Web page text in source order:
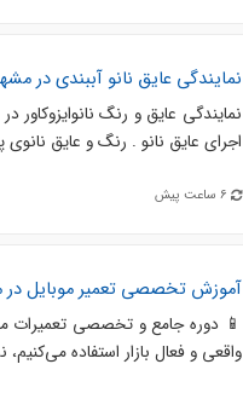
نمایندگی عایق نانو آببندی در
نمایندگی عایق و رنگ نانوایزوکاور
اجرای عایق نانو . رنگ و عایق نانوی
6 ساعت پیش
آموزش تخصصی تعمیر موبایل در
📱 دوره جامع و تخصصی تعمیرات
واقعی و فعال بازار استفاده می‌کنیم، نه